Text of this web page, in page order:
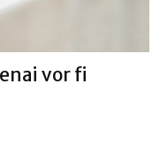
vor fi